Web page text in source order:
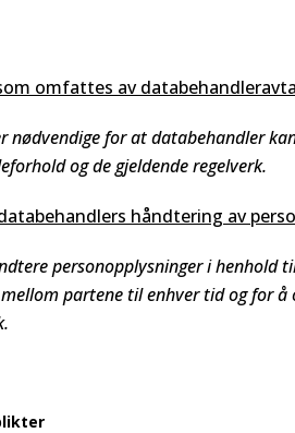
omfattes av
nødvendige for at databehandler
og de gjeldende regelverk.
håndtering av
personopplysninger i henhold
partene til enhver tid og for